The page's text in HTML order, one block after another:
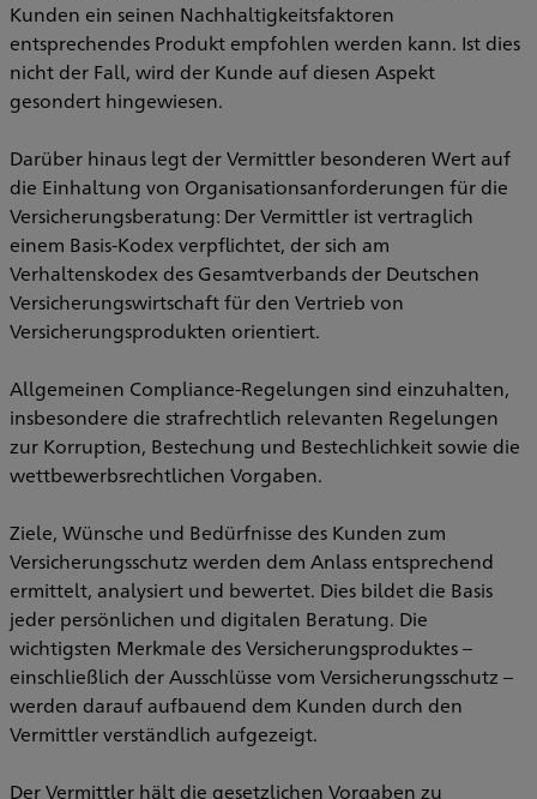
Kunden ein seinen Nachhaltigkeitsfaktoren
entsprechendes Produkt empfohlen werden kann. Ist dies
nicht der Fall, wird der Kunde auf diesen Aspekt
gesondert hingewiesen.
Darüber hinaus legt der Vermittler besonderen Wert auf
die Einhaltung von Organisationsanforderungen für die
Versicherungsberatung: Der Vermittler ist vertraglich
einem Basis-Kodex verpflichtet, der sich am
Verhaltenskodex des Gesamtverbands der Deutschen
Versicherungswirtschaft für den Vertrieb von
Versicherungsprodukten orientiert.
Allgemeinen Compliance-Regelungen sind einzuhalten,
insbesondere die strafrechtlich relevanten Regelungen
zur Korruption, Bestechung und Bestechlichkeit sowie die
wettbewerbsrechtlichen Vorgaben.
Ziele, Wünsche und Bedürfnisse des Kunden zum
Versicherungsschutz werden dem Anlass entsprechend
ermittelt, analysiert und bewertet. Dies bildet die Basis
jeder persönlichen und digitalen Beratung. Die
wichtigsten Merkmale des Versicherungsproduktes –
einschließlich der Ausschlüsse vom Versicherungsschutz –
werden darauf aufbauend dem Kunden durch den
Vermittler verständlich aufgezeigt.
Der Vermittler hält die gesetzlichen Vorgaben zu